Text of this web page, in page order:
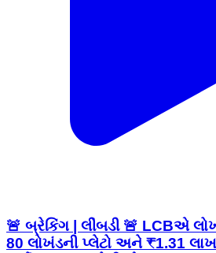
🚨 બ્રેકિંગ | લીંબડી 🚨 LCBએ
80 લોખંડની પ્લેટો અને ₹1.31